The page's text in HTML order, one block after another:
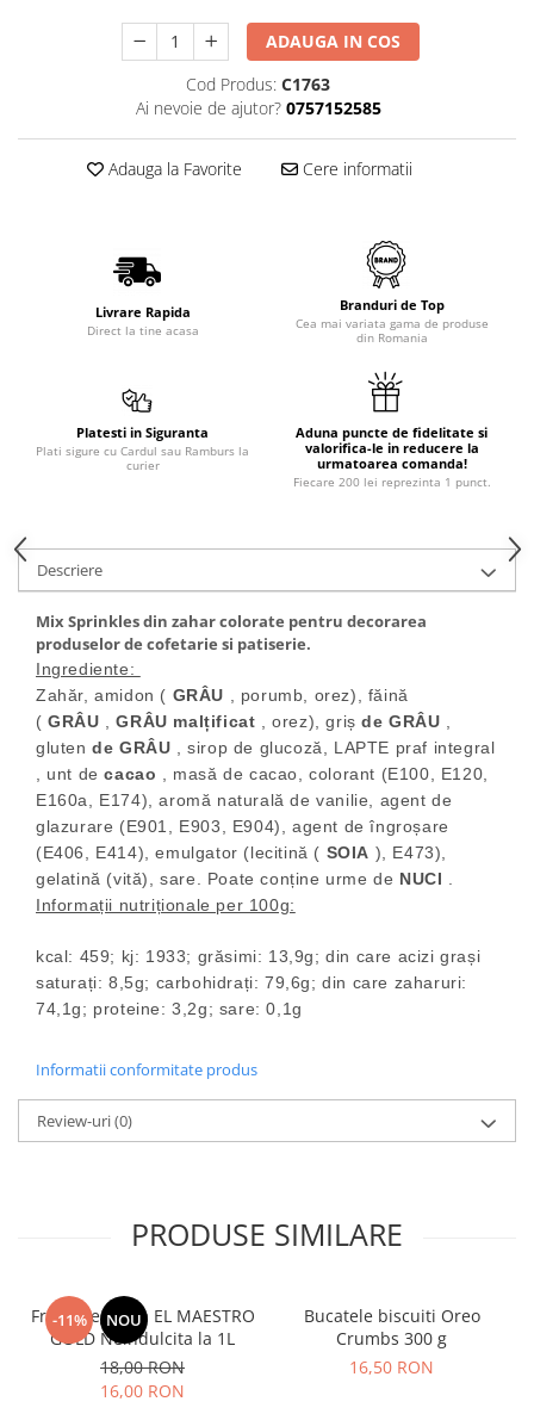
ADAUGA IN COS
Cod Produs: C1763
Ai nevoie de ajutor? 0757152585
Adauga la Favorite Cere informatii
Livrare Rapida
Direct la tine acasa
Branduri de Top
Cea mai variata gama de produse
din Romania
Platesti in Siguranta
Plati sigure cu Cardul sau Ramburs la
curier
Aduna puncte de fidelitate si
valorifica-le in reducere la
urmatoarea comanda!
Fiecare 200 lei reprezinta 1 punct.
Descriere
Mix Sprinkles din zahar colorate pentru decorarea
produselor de cofetarie si patiserie.
Ingrediente:
Zahăr, amidon ( GRÂU
, porumb, orez), făină
(GRÂU ,GRÂU malțificat , orez), grișde GRÂU
glutende GRÂU
, sirop de glucoză, LAPTE praf integral
, unt decacao
, masă de cacao, colorant (E100, E120,
E160a, E174), aromă naturală de vanilie, agent de
glazurare (E901, E903, E904), agent de îngroșare
(E406, E414), emulgator (lecitină ( SOIA ), E473),
gelatină (vită), sare. Poate conține urme de NUCI
Informații nutriționale per 100g:
kcal: 459; kj: 1933; grăsimi: 13,9g; din care acizi grași
saturați: 8,5g; carbohidrați: 79,6g; din care zaharuri:
74,1g; proteine: 3,2g; sare: 0,1g
Informatii conformitate produs
Review-uri(0)
PRODUSE SIMILARE
-11% NOU
Frisca vegetala EL MAESTRO
GOLD Neindulcita la 1L
18,00 RON
16,00 RON
Bucatele biscuiti Oreo
Crumbs 300 g
16,50 RON